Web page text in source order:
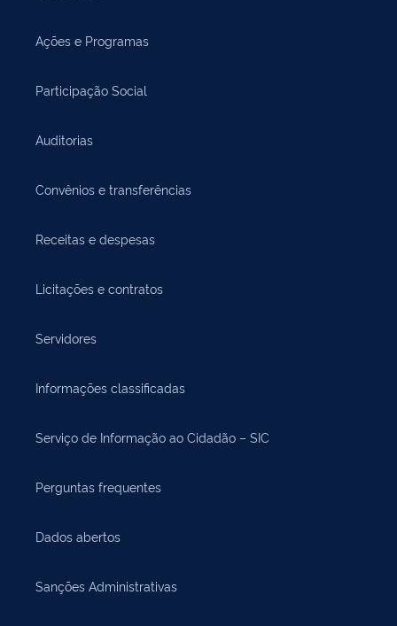
Ações e Programas
Participação Social
Auditorias
Convênios e transferências
Receitas e despesas
Licitações e contratos
Servidores
Informações classificadas
Serviço de Informação ao Cidadão – SIC
Perguntas frequentes
Dados abertos
Sanções Administrativas